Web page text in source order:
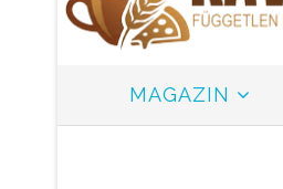
MAGAZIN